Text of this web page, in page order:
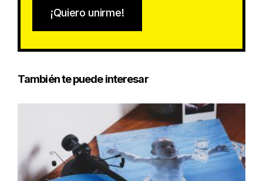
¡Quiero unirme!
También te puede interesar